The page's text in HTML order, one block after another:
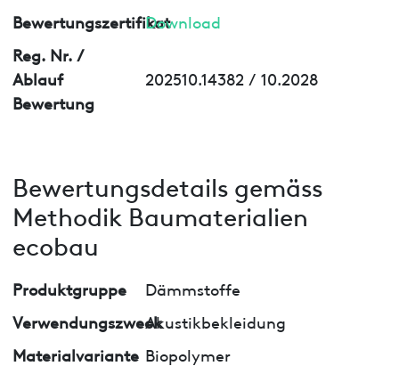
BewertungszertifikatDownload
Reg. Nr. /
Ablauf
Bewertung
202510.14382 / 10.2028
Bewertungsdetails gemäss
Methodik Baumaterialien
ecobau
Produktgruppe
Dämmstoffe
VerwendungszweckAkustikbekleidung
Materialvariante Biopolymer